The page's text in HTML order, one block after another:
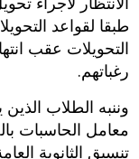
طبقا لقواعد
التحويلات عقب
رغباتهم‮.
‬وننبه الطلاب
معامل الحاسبات
تنسيق الثانوية